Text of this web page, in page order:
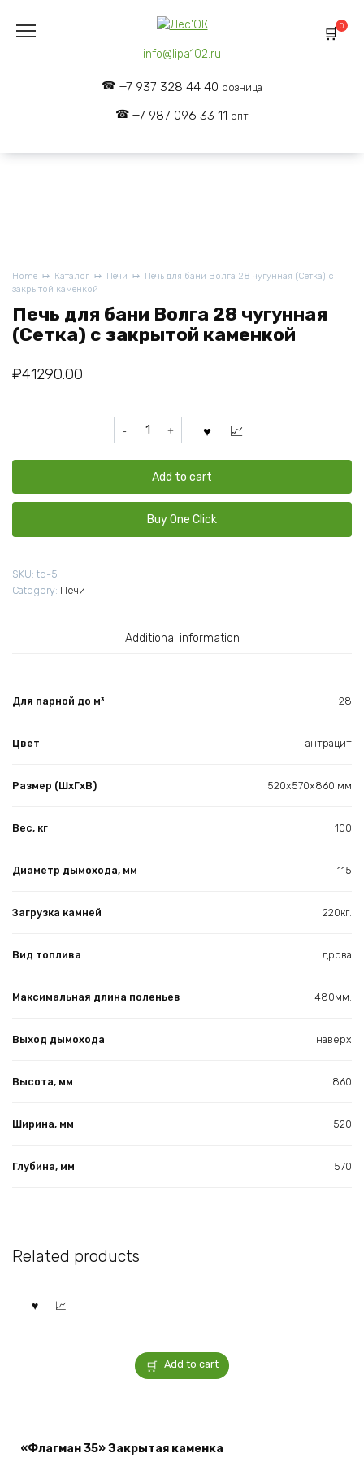
content
info@lipa102.ru
+7 937 328 44 40 розница
+7 987 096 33 11 опт
0
Home Каталог Печи
Печь для бани Волга 28 чугунная (Сетка) с
закрытой каменкой
Печь для бани Волга 28 чугунная
(Сетка) с закрытой каменкой
₽41290.00
для
бани
28
(Сетка)
Add to cart
Buy One Click
SKU: td-5
Category: Печи
Additional information
Для парной до м³ 28
Цвет антрацит
Размер (ШхГхВ) 520х570х860 мм
Вес, кг 100
Диаметр дымохода, мм 115
Загрузка камней 220кг.
Вид топлива дрова
Максимальная длина поленьев 480мм.
Выход дымохода наверх
Высота, мм 860
Ширина, мм 520
Глубина, мм 570
Related products
Add to cart
«Флагман 35» Закрытая каменка